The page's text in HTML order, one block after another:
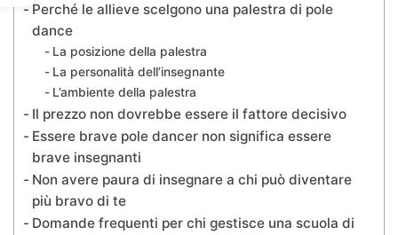
Perché le allieve scelgono una palestra di pole
dance
La posizione della palestra
La personalità dell’insegnante
L’ambiente della palestra
Il prezzo non dovrebbe essere il fattore decisivo
Essere brave pole dancer non significa essere
brave insegnanti
Non avere paura di insegnare a chi può diventare
più bravo di te
Domande frequenti per chi gestisce una scuola di